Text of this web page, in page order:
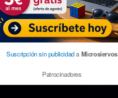
Suscripción sin publicidada Microsiervos
Patrocinadores